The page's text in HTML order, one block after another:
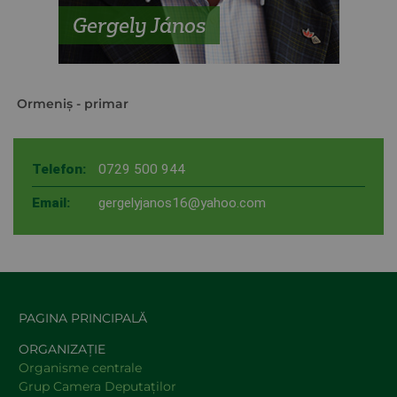
Gergely János
Ormeniş - primar
Telefon: 0729 500 944
Email: gergelyjanos16@yahoo.com
PAGINA PRINCIPALĂ
ORGANIZAȚIE
Organisme centrale
Grup Camera Deputaţilor